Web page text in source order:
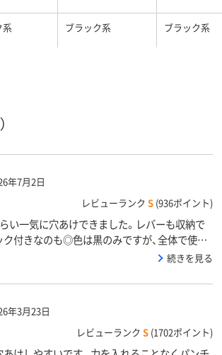
系 ブラック系 ブラック系
非対応 非対応
年7月2日
レビューランク S (936ポイント)
い一気に穴あけできました。レバーも収納で
付きなのも◎色は黒のみですが、全体で使う
続きを見る
年3月23日
レビューランク S (1702ポイント)